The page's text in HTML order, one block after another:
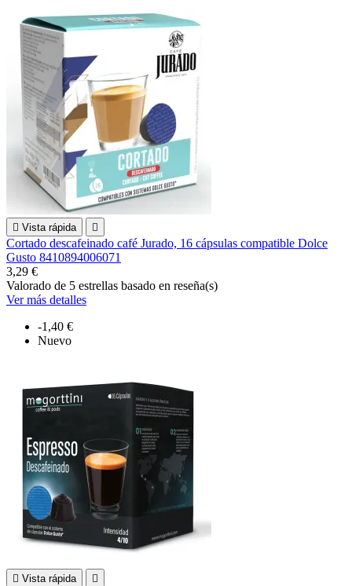
 Vista rápida 
Cortado descafeinado café Jurado, 16 cápsulas compatible Dolce
Gusto 8410894006071
3,29 €
Valorado de 5 estrellas basado en reseña(s)
Ver más detalles
-1,40 €
Nuevo
 Vista rápida 